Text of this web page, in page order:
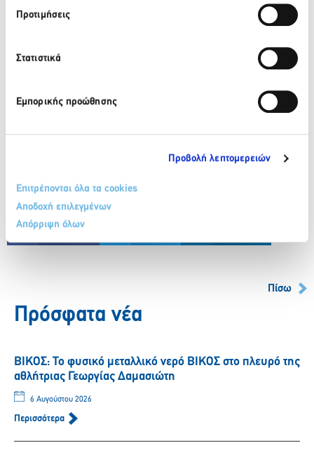
Προτιμήσεις
Στατιστικά
Εμπορικής προώθησης
Προβολή λεπτομερειών
Επιτρέπονται όλα τα cookies
Αποδοχή επιλεγμένων
Απόρριψη όλων
Κατεβάστε το επισυναπτόμενο
Facebook
Πίσω
Πρόσφατα νέα
ΒΙΚΟΣ: Το φυσικό μεταλλικό νερό ΒΙΚΟΣ στο πλευρό της
αθλήτριας Γεωργίας Δαμασιώτη
6 Αυγούστου 2026
Περισσότερα